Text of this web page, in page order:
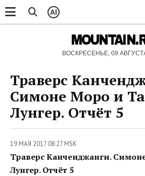
AI
ВОСКРЕСЕНЬЕ, 09
Траверс
Симоне Моро и
Лунгер. Отчёт 5
19 МАЯ 2017 08:27 MSK
Траверс Канченджанги.
Лунгер. Отчёт 5